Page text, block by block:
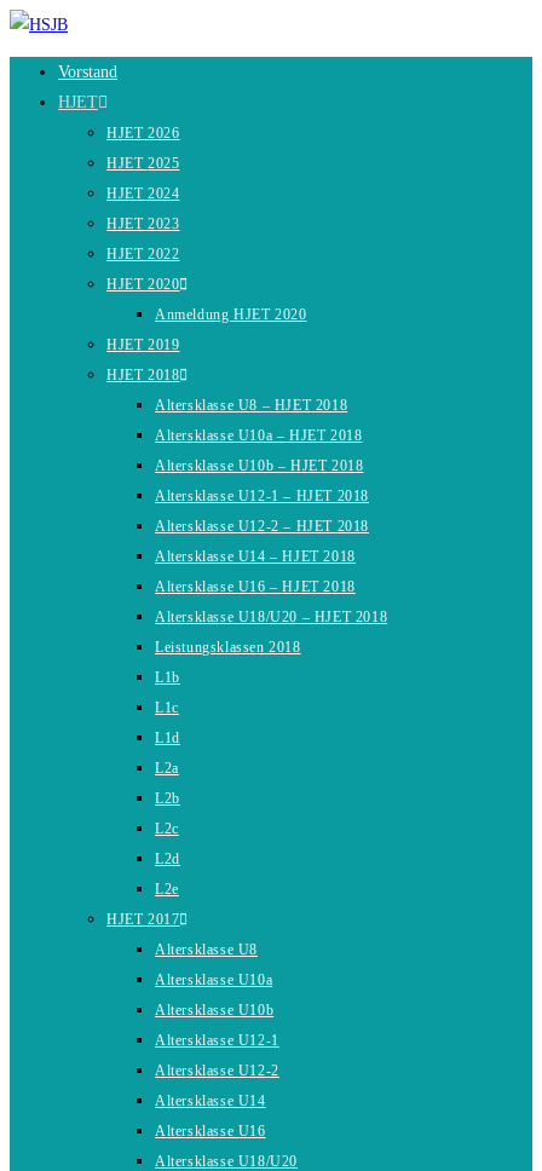
Zum
Inhalt
springen
Vorstand
HJET
HJET 2026
HJET 2025
HJET 2024
HJET 2023
HJET 2022
HJET 2020
Anmeldung HJET 2020
HJET 2019
HJET 2018
Altersklasse U8 – HJET 2018
Altersklasse U10a – HJET 2018
Altersklasse U10b – HJET 2018
Altersklasse U12-1 – HJET 2018
Altersklasse U12-2 – HJET 2018
Altersklasse U14 – HJET 2018
Altersklasse U16 – HJET 2018
Altersklasse U18/U20 – HJET 2018
Leistungsklassen 2018
L1b
L1c
L1d
L2a
L2b
L2c
L2d
L2e
HJET 2017
Altersklasse U8
Altersklasse U10a
Altersklasse U10b
Altersklasse U12-1
Altersklasse U12-2
Altersklasse U14
Altersklasse U16
Altersklasse U18/U20